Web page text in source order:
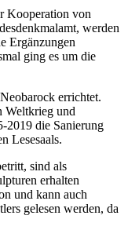
Kooperation von
werden
Ergänzungen
ging es um die
errichtet.
Weltkrieg und
2019 die Sanierung
Lesesaals.
sind als
erhalten
und kann auch
gelesen werden, da